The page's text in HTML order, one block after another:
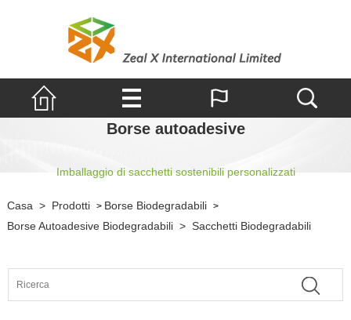
Borse autoadesive
Imballaggio di sacchetti sostenibili personalizzati
Casa > Prodotti > Borse Biodegradabili >
Borse Autoadesive Biodegradabili > Sacchetti Biodegradabili